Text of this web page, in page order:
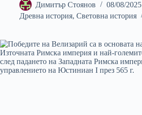
Димитър Стоянов
08/08/2025
Древна история, Световна история